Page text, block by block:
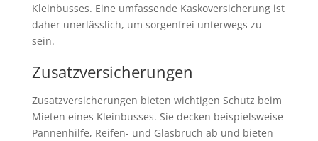
Kleinbusses. Eine umfassende Kaskoversicherung ist
daher unerlässlich, um sorgenfrei unterwegs zu
sein.
Zusatzversicherungen
Zusatzversicherungen bieten wichtigen Schutz beim
Mieten eines Kleinbusses. Sie decken beispielsweise
Pannenhilfe, Reifen- und Glasbruch ab und bieten